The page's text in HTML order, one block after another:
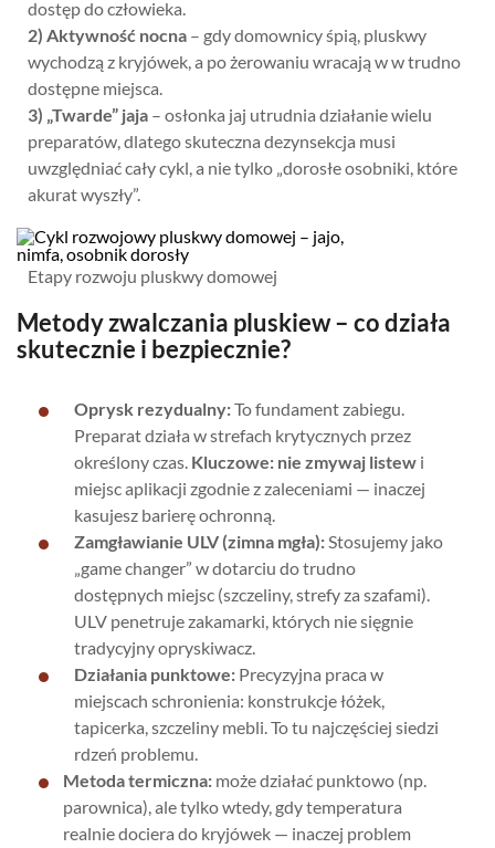
dostęp do człowieka.
2) Aktywność nocna – gdy domownicy śpią, pluskwy
wychodzą z kryjówek, a po żerowaniu wracają w w trudno
dostępne miejsca.
3) „Twarde” jaja – osłonka jaj utrudnia działanie wielu
preparatów, dlatego skuteczna dezynsekcja musi
uwzględniać cały cykl, a nie tylko „dorosłe osobniki, które
akurat wyszły”.
Etapy rozwoju pluskwy domowej
Metody zwalczania pluskiew – co działa
skutecznie i bezpiecznie?
Oprysk rezydualny:To fundament zabiegu.
Preparat działa w strefach krytycznych przez
określony czas. Kluczowe: nie zmywaj listew i
miejsc aplikacji zgodnie z zaleceniami — inaczej
kasujesz barierę ochronną.
Zamgławianie ULV (zimna mgła):Stosujemy jako
„game changer” w dotarciu do trudno
dostępnych miejsc (szczeliny, strefy za szafami).
ULV penetruje zakamarki, których nie sięgnie
tradycyjny opryskiwacz.
Działania punktowe: Precyzyjna praca w
miejscach schronienia: konstrukcje łóżek,
tapicerka, szczeliny mebli. To tu najczęściej siedzi
rdzeń problemu.
Metoda termiczna: może działać punktowo (np.
parownica), ale tylko wtedy, gdy temperatura
realnie dociera do kryjówek — inaczej problem